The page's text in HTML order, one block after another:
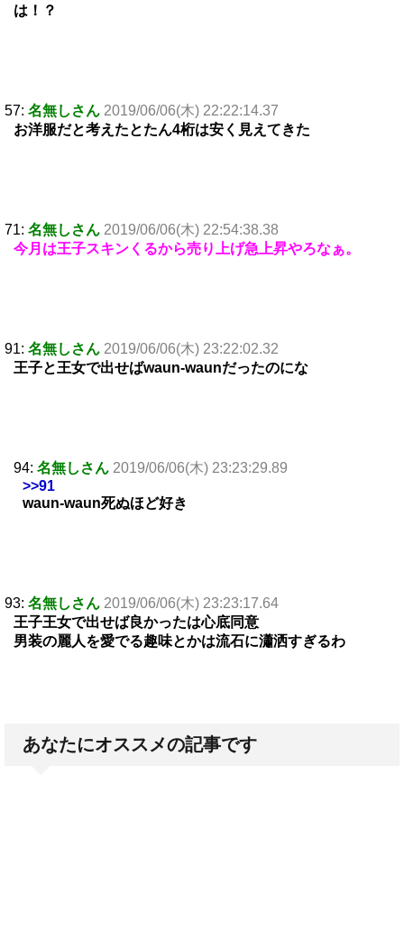
は！？
57: 名無しさん 2019/06/06(木) 22:22:14.37
お洋服だと考えたとたん4桁は安く見えてきた
71: 名無しさん 2019/06/06(木) 22:54:38.38
今月は王子スキンくるから売り上げ急上昇やろなぁ。
91: 名無しさん 2019/06/06(木) 23:22:02.32
王子と王女で出せばwaun-waunだったのにな
94: 名無しさん 2019/06/06(木) 23:23:29.89
>>91
waun-waun死ぬほど好き
93: 名無しさん 2019/06/06(木) 23:23:17.64
王子王女で出せば良かったは心底同意
男装の麗人を愛でる趣味とかは流石に瀟洒すぎるわ
あなたにオススメの記事です